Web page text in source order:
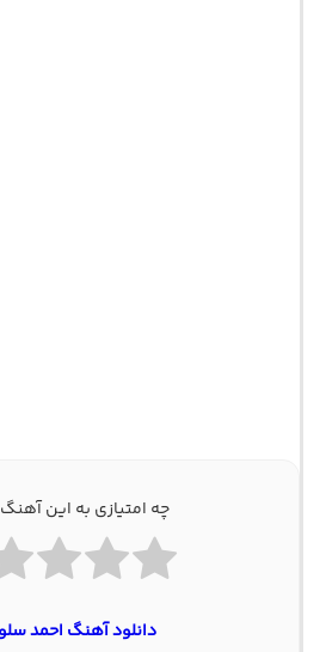
چه امتیازی به این
دانلود آهنگ احمد